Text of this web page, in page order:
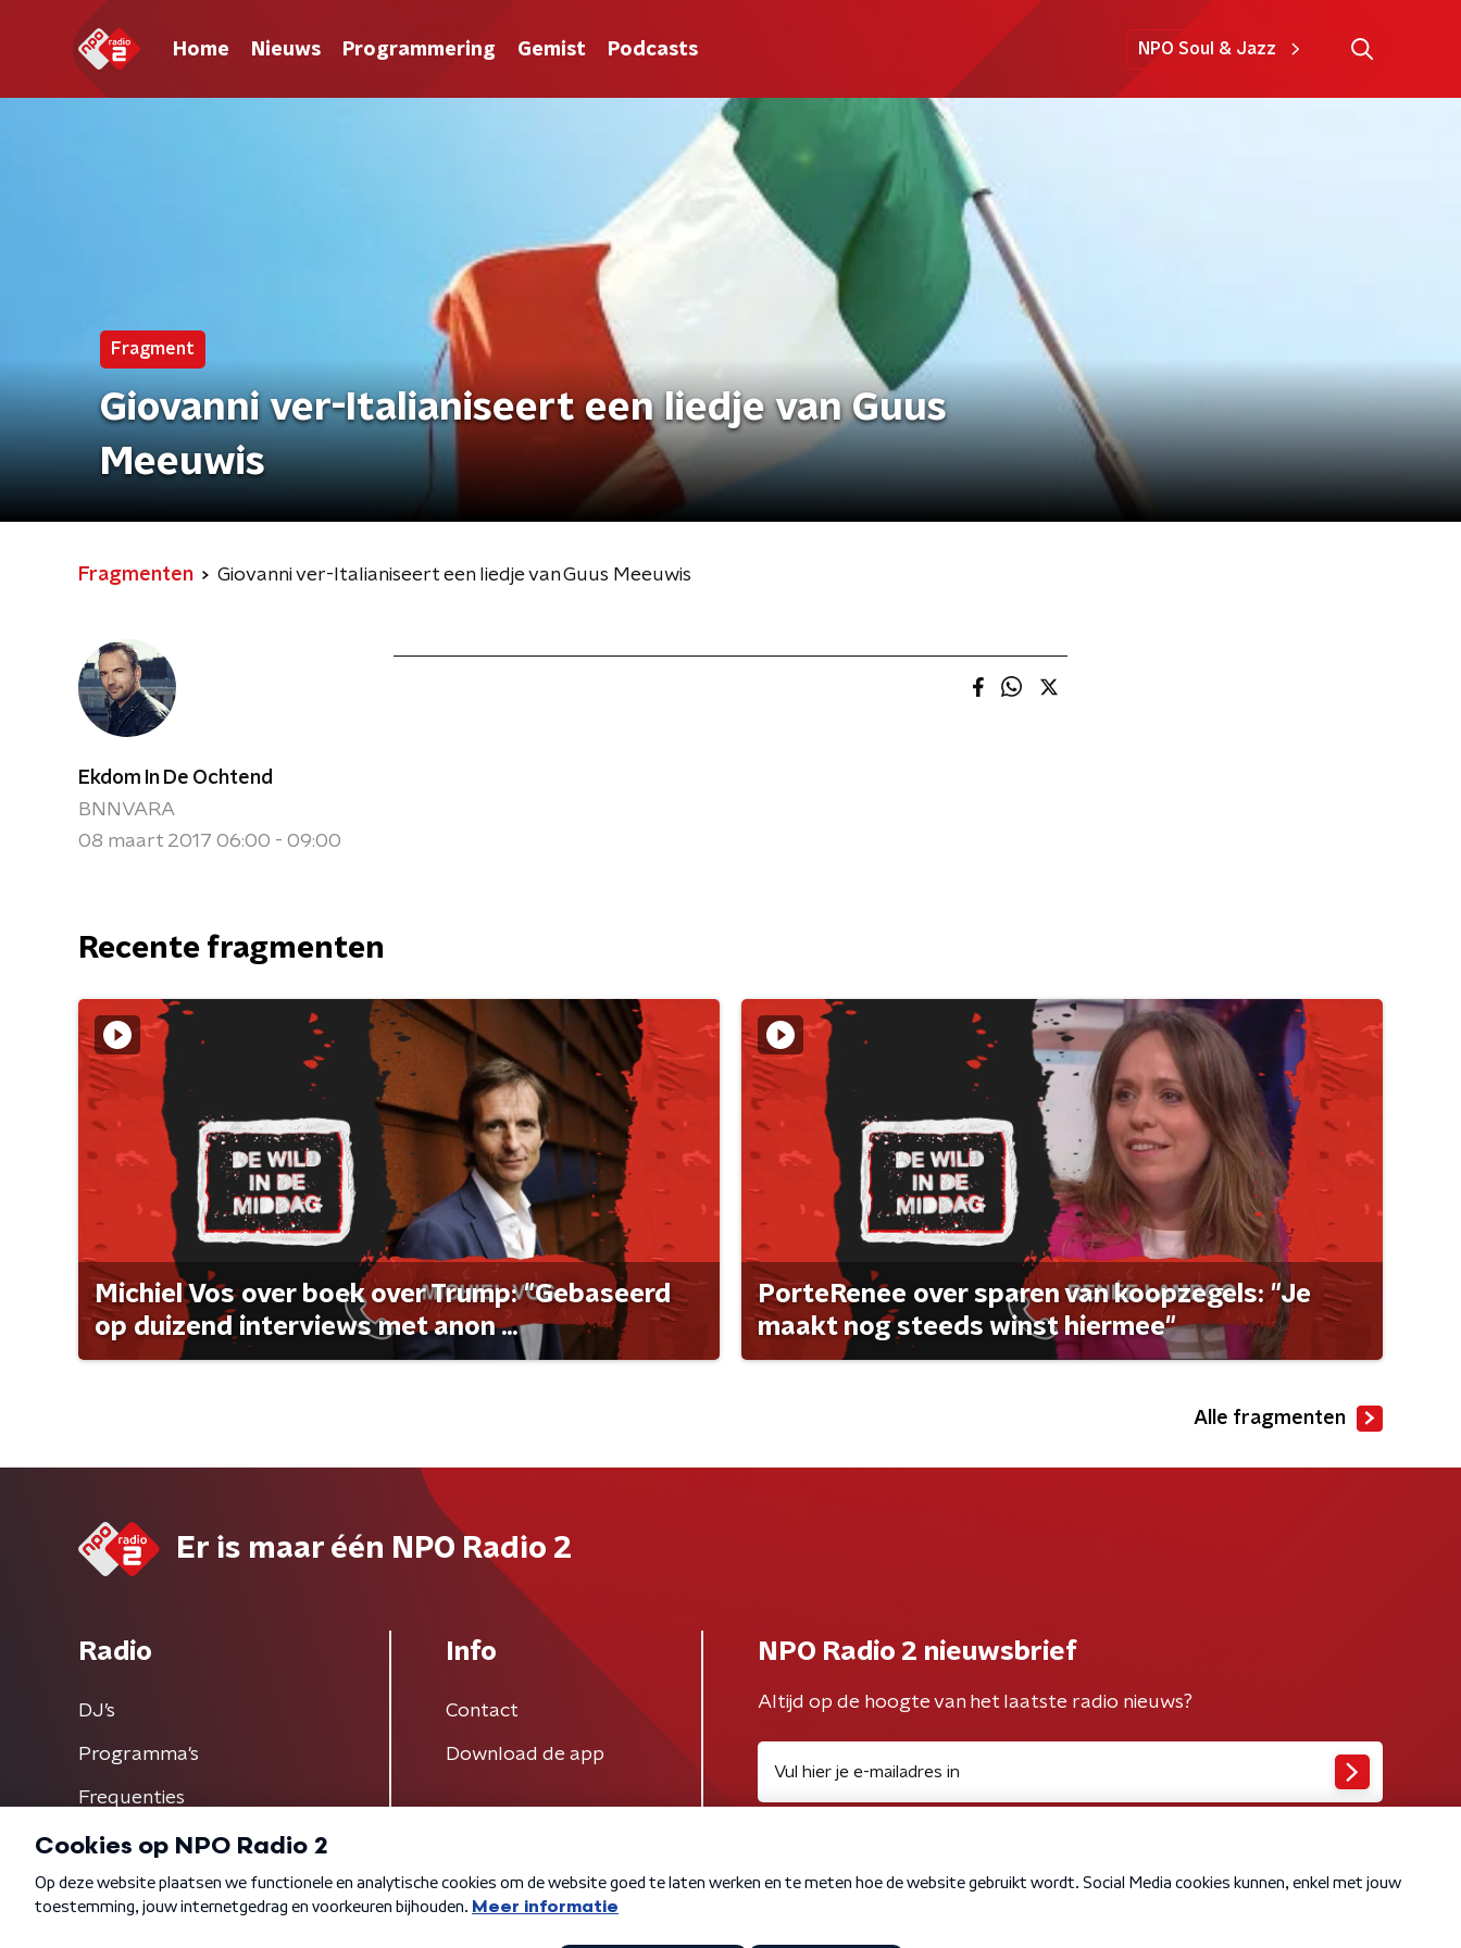
Home Nieuws Programmering Gemist Podcasts NPO Soul & Jazz
Fragment
Giovanni ver-Italianiseert een liedje van Guus
Meeuwis
Fragmenten Giovanni ver-Italianiseert een liedje van Guus Meeuwis
Ekdom In De Ochtend
BNNVARA
08 maart 2017 06:00 - 09:00
Recente fragmenten
Michiel Vos over boek over Trump: "Gebaseerd
op duizend interviews met anon ...
PorteRenee over sparen van koopzegels: "Je
maakt nog steeds winst hiermee"
Alle fragmenten
Er is maar één NPO Radio 2
Radio
DJ’s
Programma's
Frequenties
Info
Contact
Download de app
NPO Radio 2 nieuwsbrief
Altijd op de hoogte van het laatste radio nieuws?
Algemene voorwaarden Privacybeleid